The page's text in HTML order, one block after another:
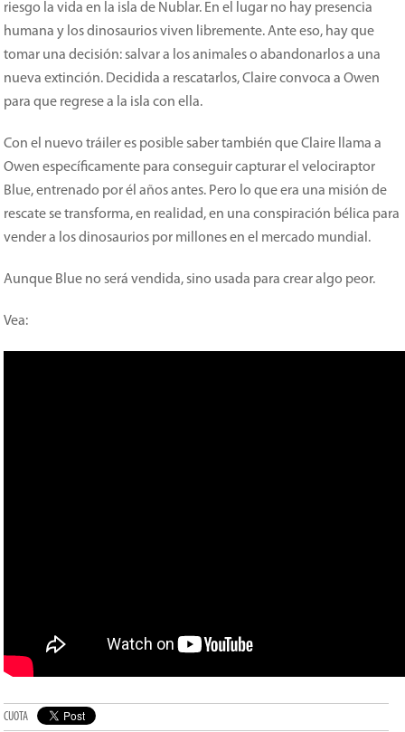
riesgo la vida en la isla de Nublar. En el lugar no hay presencia
humana y los dinosaurios viven libremente. Ante eso, hay que
tomar una decisión: salvar a los animales o abandonarlos a una
nueva extinción. Decidida a rescatarlos, Claire convoca a Owen
para que regrese a la isla con ella.
Con el nuevo tráiler es posible saber también que Claire llama a
Owen específicamente para conseguir capturar el velociraptor
Blue, entrenado por él años antes. Pero lo que era una misión de
rescate se transforma, en realidad, en una conspiración bélica para
vender a los dinosaurios por millones en el mercado mundial.
Aunque Blue no será vendida, sino usada para crear algo peor.
Vea:
CUOTA